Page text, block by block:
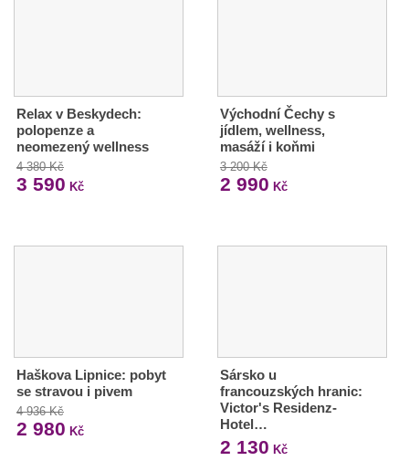
Relax v Beskydech:
polopenze a
neomezený wellness
4 380 Kč
3 590 Kč
Východní Čechy s
jídlem, wellness,
masáží i koňmi
3 200 Kč
2 990 Kč
Haškova Lipnice: pobyt
se stravou i pivem
4 936 Kč
2 980 Kč
Sársko u
francouzských hranic:
Victor's Residenz-
Hotel…
2 130 Kč